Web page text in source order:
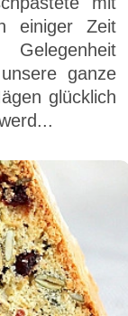
einiger Zeit
ganze
glücklich